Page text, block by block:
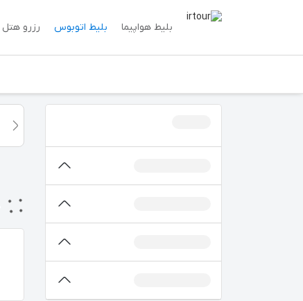
بلیط هواپیما بلیط اتوبوس رزرو هتل